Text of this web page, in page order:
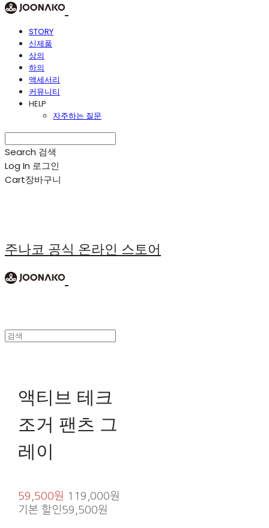
STORY
신제품
상의
하의
액세서리
커뮤니티
HELP
자주하는 질문
Search 검색
Log In 로그인
Cart장바구니
주나코 공식 온라인 스토어
액티브 테크
조거 팬츠 그
레이
59,500원
119,000원
기본 할인59,500원